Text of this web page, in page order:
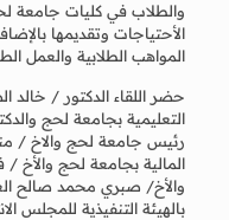
والطلاب في كليات جامعة
الأحتياجات وتقديمها
المواهب الطلابية والعمل
حضر اللقاء الدكتور / خالد
التعليمية بجامعة لحج
رئيس جامعة لحج والاخ /
المالية بجامعة لحج والأخ
والأخ/ صبري محمد صالح
بالهيئة التنفيذية للمجلس